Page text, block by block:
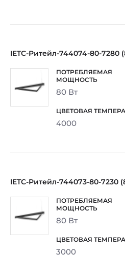
IETC-Ритейл-744074-80-7280
80 Вт
4000
IETC-Ритейл-744073-80-7230
80 Вт
3000